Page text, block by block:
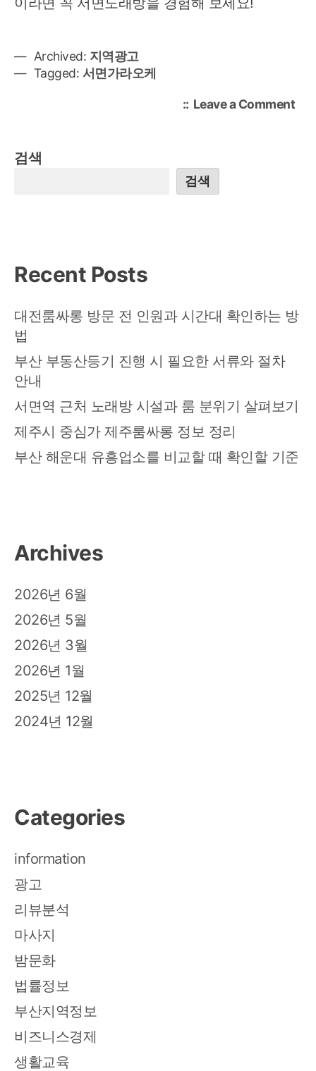
Archived: 지역광고
Tagged: 서면가라오케
Leave a Commenton
분
검색
검색
Recent Posts
대전룸싸롱 방문 전 인원과 시간대 확인하는 방
법
부산 부동산등기 진행 시 필요한 서류와 절차
안내
서면역 근처 노래방 시설과 룸 분위기 살펴보기
제주시 중심가 제주룸싸롱 정보 정리
부산 해운대 유흥업소를 비교할 때 확인할 기준
Archives
2026년 6월
2026년 5월
2026년 3월
2026년 1월
2025년 12월
2024년 12월
Categories
information
광고
리뷰분석
마사지
밤문화
법률정보
부산지역정보
비즈니스경제
생활교육